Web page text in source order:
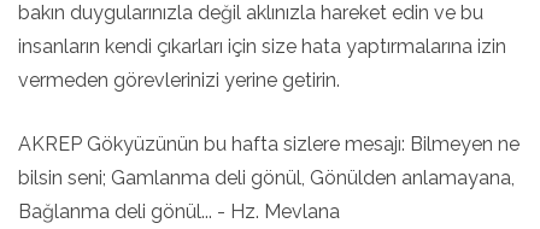
bakın duygularınızla değil aklınızla hareket edin ve bu
insanların kendi çıkarları için size hata yaptırmalarına izin
vermeden görevlerinizi yerine getirin.
AKREP Gökyüzünün bu hafta sizlere mesajı: Bilmeyen ne
bilsin seni; Gamlanma deli gönül, Gönülden anlamayana,
Bağlanma deli gönül... - Hz. Mevlana